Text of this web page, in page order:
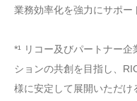
業務効率化を強力にサポー
*¹ リコー及びパートナー
ションの共創を目指し、
様に安定して展開いただけ